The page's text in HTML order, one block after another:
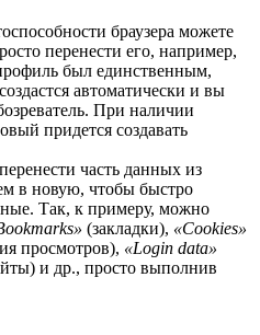
браузера можете
перенести его, например,
был единственным,
автоматически и вы
При наличии
придется создавать
часть данных из
в новую, чтобы быстро
Так, к примеру, можно
(закладки), «Cookies»
просмотров), «Login data»
и др., просто выполнив